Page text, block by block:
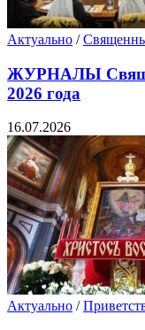
Актуально /
ЖУРНАЛЫ
2026 года
16.07.2026
Актуально /